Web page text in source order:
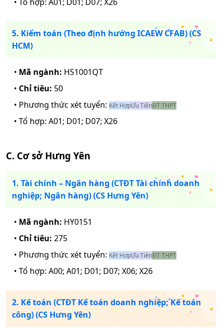
5. Kiểm toán (Theo định hướng ICAEW CFAB) (CS
HCM)
• Mã ngành: HS1001QT
• Chỉ tiêu: 50
• Phương thức xét tuyển: Kết HợpƯu TiênĐT THPT
• Tổ hợp: A01; D01; D07; X26
C. Cơ sở Hưng Yên
1. Tài chính – Ngân hàng (CTĐT Tài chính doanh
nghiệp; Ngân hàng) (CS Hưng Yên)
• Mã ngành: HY0151
• Chỉ tiêu: 275
• Phương thức xét tuyển: Kết HợpƯu TiênĐT THPT
• Tổ hợp: A00; A01; D01; D07; X06; X26
2. Kế toán (CTĐT Kế toán doanh nghiệp; Kế toán
công) (CS Hưng Yên)